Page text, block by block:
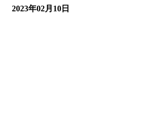
2023年02月10日